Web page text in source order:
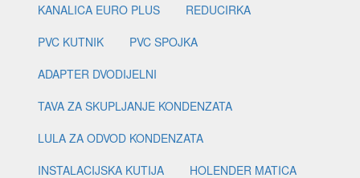
KANALICA EURO PLUS
REDUCIRKA
PVC KUTNIK
PVC SPOJKA
ADAPTER DVODIJELNI
TAVA ZA SKUPLJANJE KONDENZATA
LULA ZA ODVOD KONDENZATA
INSTALACIJSKA KUTIJA
HOLENDER MATICA